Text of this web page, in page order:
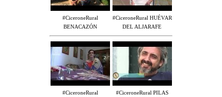
#CiceroneRural
BENACAZÓN
#CiceroneRural HUÉVAR
DEL ALJARAFE
#CiceroneRural
#CiceroneRural PILAS